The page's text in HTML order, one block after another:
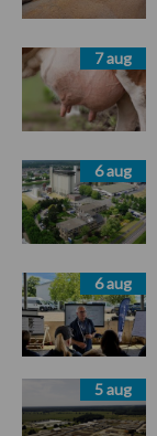
7 aug
6 aug
6 aug
5 aug